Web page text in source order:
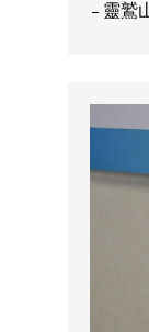
靈鷲